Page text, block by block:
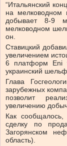
“Итальянский
на мелководном
добывает 8-9
мелководном
он.
Ставицкий
увеличением
6 платформ Eni
украинский
Глава
зарубежных
позволит
увеличению
Как
сделку по
Загорянском
область).